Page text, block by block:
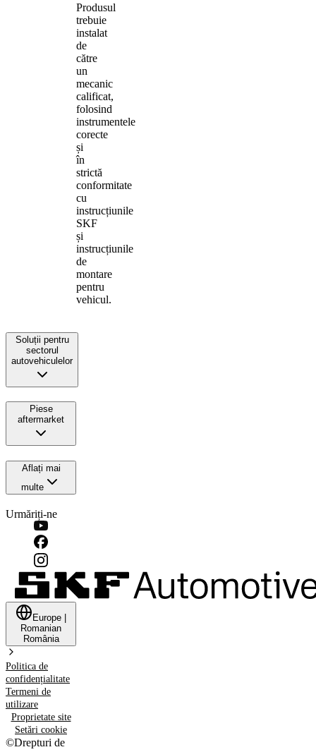
Produsul
trebuie
instalat
de
către
un
mecanic
calificat,
folosind
instrumentele
corecte
și
în
strictă
conformitate
cu
instrucțiunile
SKF
și
instrucțiunile
de
montare
pentru
vehicul.
Soluții pentru
sectorul
autovehiculelor
Piese
aftermarket
Aflați mai
multe
Urmăriți-ne
Europe
Romanian
România
Politica de
confidențialitate
Termeni de
utilizare
Proprietate site
Setări cookie
©Drepturi de